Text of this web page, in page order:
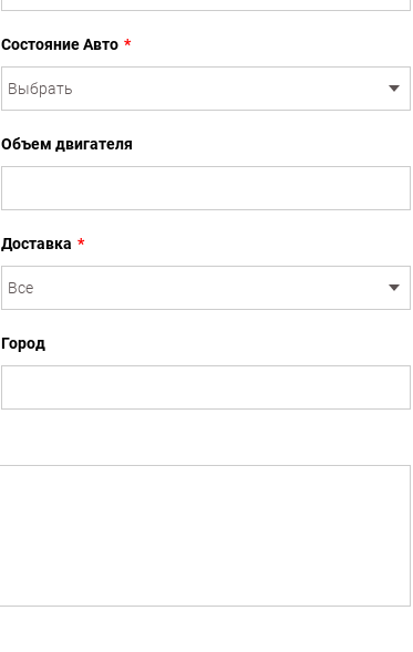
Состояние Авто *
Объем двигателя
Доставка *
Город